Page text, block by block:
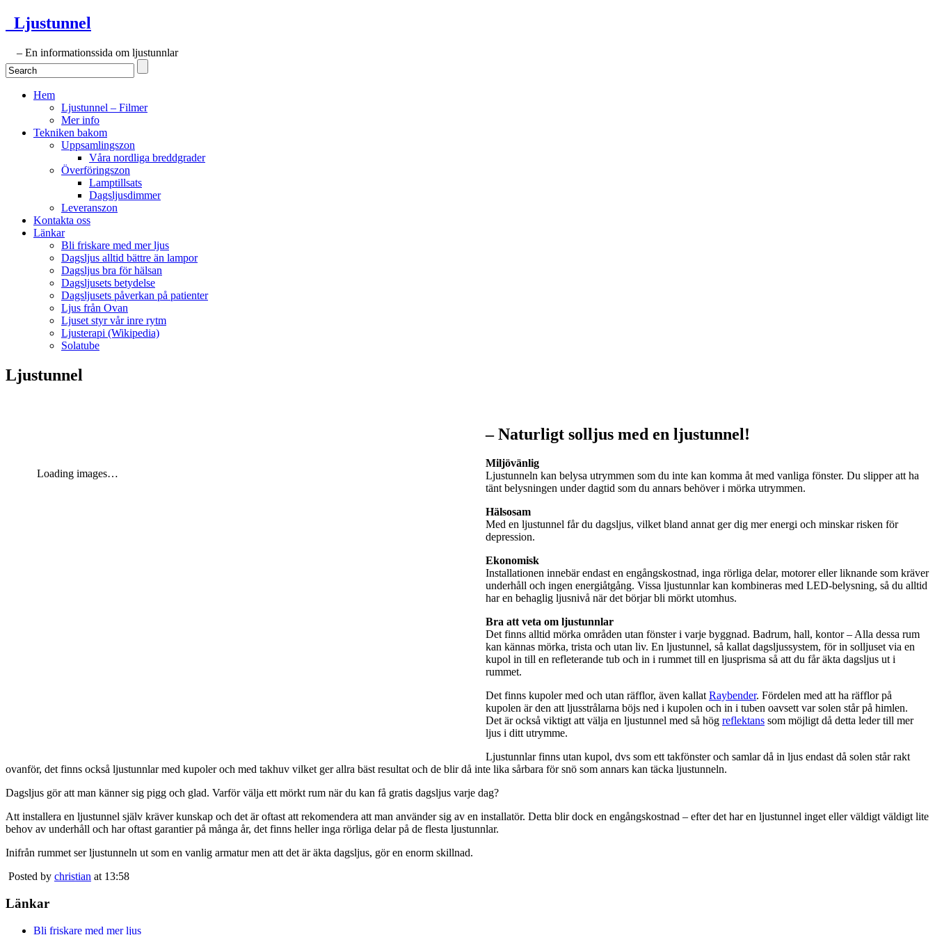
Ljustunnel
– En informationssida om ljustunnlar
Hem
Ljustunnel – Filmer
Mer info
Tekniken bakom
Uppsamlingszon
Våra nordliga breddgrader
Överföringszon
Lamptillsats
Dagsljusdimmer
Leveranszon
Kontakta oss
Länkar
Bli friskare med mer ljus
Dagsljus alltid bättre än lampor
Dagsljus bra för hälsan
Dagsljusets betydelse
Dagsljusets påverkan på patienter
Ljus från Ovan
Ljuset styr vår inre rytm
Ljusterapi (Wikipedia)
Solatube
Ljustunnel
Loading images…
– Naturligt solljus med en ljustunnel!
Miljövänlig
Ljustunneln kan belysa utrymmen som du inte kan komma åt med vanliga fönster. Du slipper att ha
tänt belysningen under dagtid som du annars behöver i mörka utrymmen.
Hälsosam
Med en ljustunnel får du dagsljus, vilket bland annat ger dig mer energi och minskar risken för
depression.
Ekonomisk
Installationen innebär endast en engångskostnad, inga rörliga delar, motorer eller liknande som kräver
underhåll och ingen energiåtgång. Vissa ljustunnlar kan kombineras med LED-belysning, så du alltid
har en behaglig ljusnivå när det börjar bli mörkt utomhus.
Bra att veta om ljustunnlar
Det finns alltid mörka områden utan fönster i varje byggnad. Badrum, hall, kontor – Alla dessa rum
kan kännas mörka, trista och utan liv. En ljustunnel, så kallat dagsljussystem, för in solljuset via en
kupol in till en refleterande tub och in i rummet till en ljusprisma så att du får äkta dagsljus ut i
rummet.
Det finns kupoler med och utan räfflor, även kallatRaybender. Fördelen med att ha räfflor på
kupolen är den att ljusstrålarna böjs ned i kupolen och in i tuben oavsett var solen står på himlen.
Det är också viktigt att välja en ljustunnel med så hög reflektans som möjligt då detta leder till mer
ljus i ditt utrymme.
Ljustunnlar finns utan kupol, dvs som ett takfönster och samlar då in ljus endast då solen står rakt
ovanför, det finns också ljustunnlar med kupoler och med takhuv vilket ger allra bäst resultat och de blir då inte lika sårbara för snö som annars kan täcka ljustunneln.
Dagsljus gör att man känner sig pigg och glad. Varför välja ett mörkt rum när du kan få gratis dagsljus varje dag?
Att installera en ljustunnel själv kräver kunskap och det är oftast att rekomendera att man använder sig av en installatör. Detta blir dock en engångskostnad – efter det har en ljustunnel inget eller väldigt väldigt lite
behov av underhåll och har oftast garantier på många år, det finns heller inga rörliga delar på de flesta ljustunnlar.
Inifrån rummet ser ljustunneln ut som en vanlig armatur men att det är äkta dagsljus, gör en enorm skillnad.
Posted by christian at 13:58
Länkar
Bli friskare med mer ljus